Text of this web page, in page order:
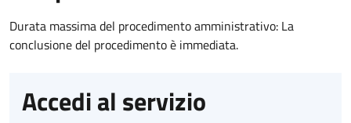
Durata massima del procedimento amministrativo: La
conclusione del procedimento è immediata.
Accedi al servizio